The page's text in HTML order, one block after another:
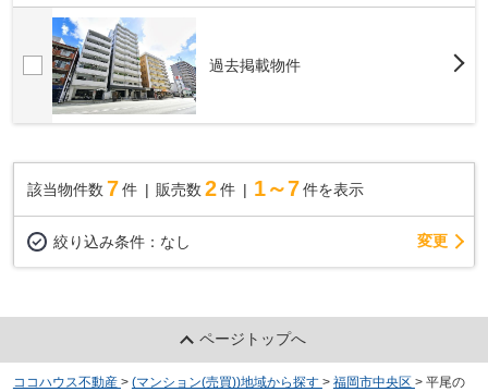
過去掲載物件
該当物件数 7件 販売数 2 件 1～7 件を表示
絞り込み条件： なし 変更
ページトップへ
ココハウス不動産 > (マンション(売買))地域から探す > 福岡市中央区 > 平尾の